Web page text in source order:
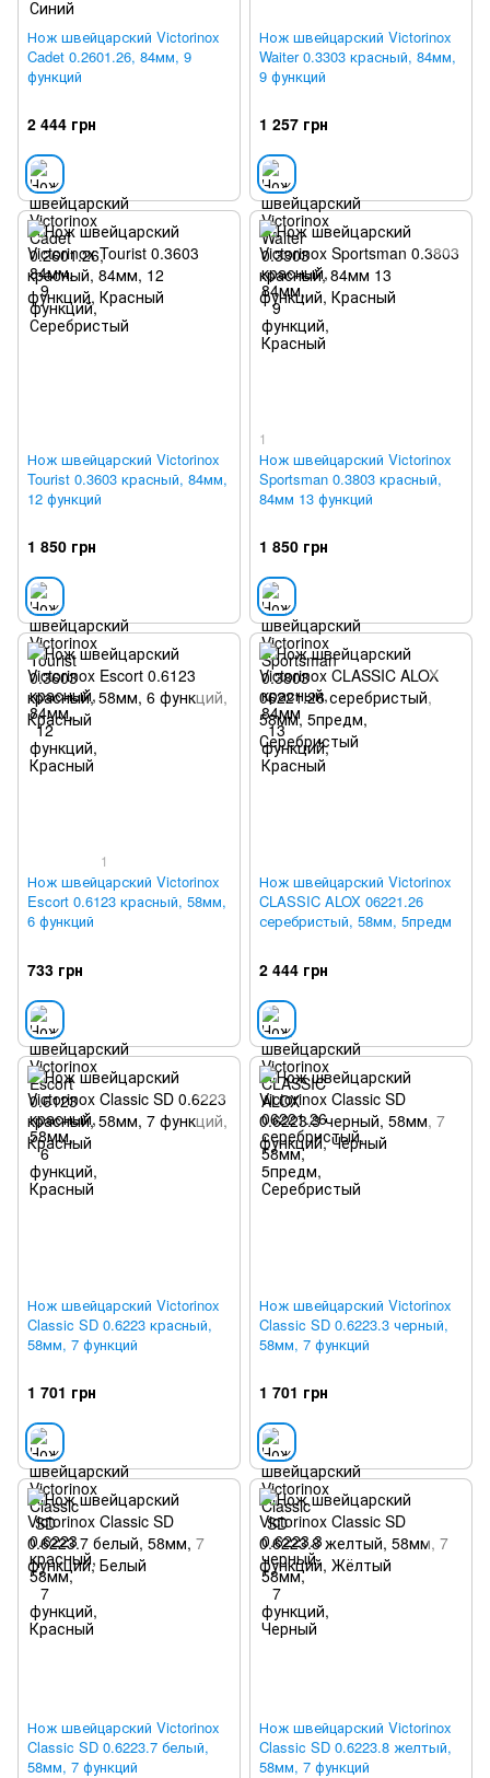
Нож швейцарский Victorinox
Cadet 0.2601.26, 84мм, 9
функций
2 444 грн
Нож швейцарский Victorinox
Waiter 0.3303 красный, 84мм,
9 функций
1 257 грн
Нож швейцарский Victorinox
Tourist 0.3603 красный, 84мм,
12 функций
1 850 грн
1
Нож швейцарский Victorinox
Sportsman 0.3803 красный,
84мм 13 функций
1 850 грн
1
Нож швейцарский Victorinox
Escort 0.6123 красный, 58мм,
6 функций
733 грн
Нож швейцарский Victorinox
CLASSIC ALOX 06221.26
серебристый, 58мм, 5предм
2 444 грн
Нож швейцарский Victorinox
Classic SD 0.6223 красный,
58мм, 7 функций
1 701 грн
Нож швейцарский Victorinox
Classic SD 0.6223.3 черный,
58мм, 7 функций
1 701 грн
Нож швейцарский Victorinox
Classic SD 0.6223.7 белый,
58мм, 7 функций
Нож швейцарский Victorinox
Classic SD 0.6223.8 желтый,
58мм, 7 функций